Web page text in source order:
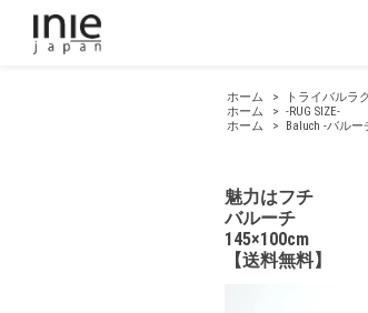
ホーム > トライバルラ
ホーム
> -RUG SIZE-
ホーム
> Baluch -バルー
魅力はフチ
バルーチ
145×100cm
【送料無料】